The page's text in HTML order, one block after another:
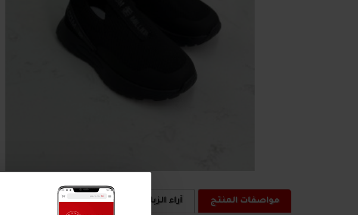
مواصفات المنتج آراء الزبائن كيف اشتري ؟